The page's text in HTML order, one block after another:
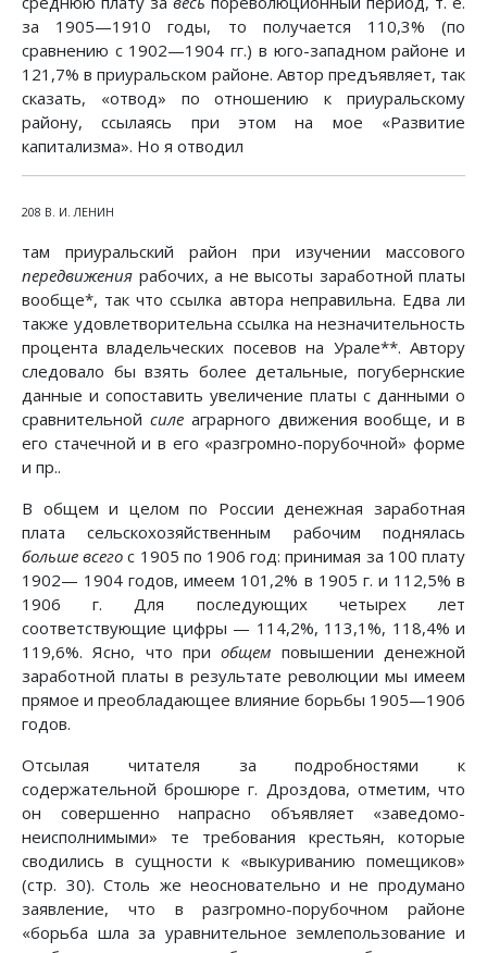
за 1905—1910 годы, то получается 110,3% (по
сравнению с 1902—1904 гг.) в юго-западном районе и
121,7% в приуральском районе. Автор предъявляет, так
сказать, «отвод» по отношению к приуральскому
району, ссылаясь при этом на мое «Развитие
капитализма». Но я отводил
208 В. И. ЛЕНИН
там приуральский район при изучении массового
передвижения рабочих, а не высоты заработной платы
вообще*, так что ссылка автора неправильна. Едва ли
также удовлетворительна ссылка на незначительность
процента владельческих посевов на Урале**. Автору
следовало бы взять более детальные, погубернские
данные и сопоставить увеличение платы с данными о
сравнительной силеаграрного движения вообще, и в
его стачечной и в его «разгромно-порубочной» форме
и пр..
В общем и целом по России денежная заработная
плата сельскохозяйственным рабочим поднялась
больше всего с 1905 по 1906 год: принимая за 100 плату
1902— 1904 годов, имеем 101,2% в 1905 г. и 112,5% в
1906 г. Для последующих четырех лет
соответствующие цифры — 114,2%, 113,1%, 118,4% и
119,6%. Ясно, что приобщем повышении денежной
заработной платы в результате революции мы имеем
прямое и преобладающее влияние борьбы 1905—1906
годов.
Отсылая читателя за подробностями к
содержательной брошюре г. Дроздова, отметим, что
он совершенно напрасно объявляет «заведомо-
неисполнимыми» те требования крестьян, которые
сводились в сущности к «выкуриванию помещиков»
(стр. 30). Столь же неосновательно и не продумано
заявление, что в разгромно-порубочном районе
«борьба шла за уравнительное землепользование и